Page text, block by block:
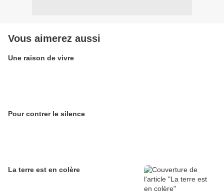
Vous aimerez aussi
Une raison de vivre
Pour contrer le silence
La terre est en colère